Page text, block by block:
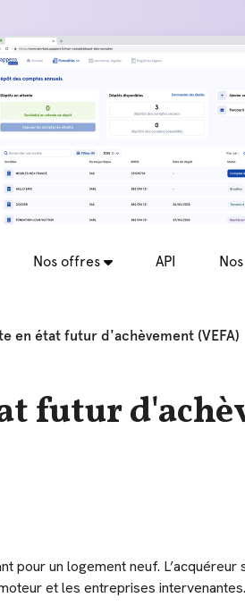
Nos offres API
en état futur d'achèvement (VEFA)
futur
pour un logement neuf. L’acquéreur
et les entreprises